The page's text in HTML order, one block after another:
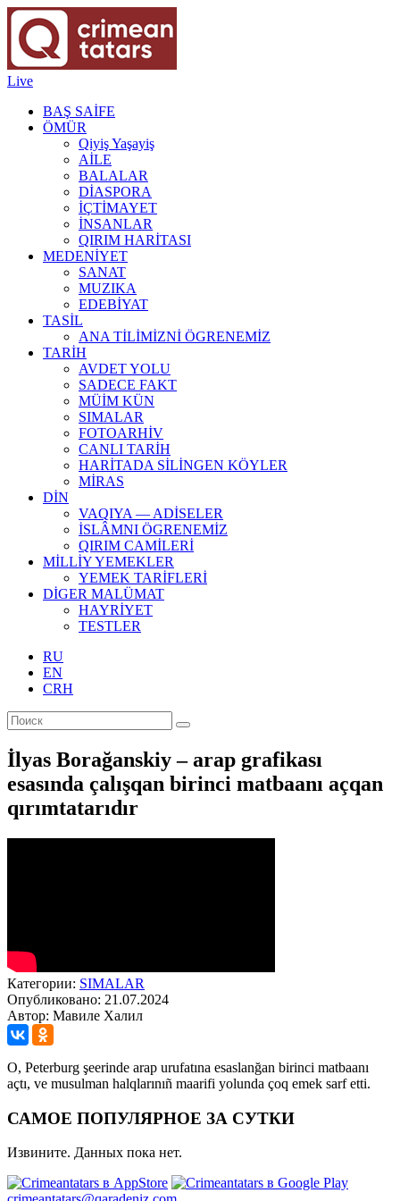
Live
BAŞ SAİFE
ÖMÜR
Qiyiş Yaşayiş
AİLE
BALALAR
DİASPORA
İÇTİMAYET
İNSANLAR
QIRIM HARİTASI
MEDENİYET
SANAT
MUZIKA
EDEBİYAT
TASİL
ANA TİLİMİZNİ ÖGRENEMİZ
TARİH
AVDET YOLU
SADECE FAKT
MÜİM KÜN
SIMАLAR
FOTOARHİV
CANLI TARİH
HARİTADA SİLİNGEN KÖYLER
MİRAS
DİN
VAQIYA — ADİSELER
İSLÂMNI ÖGRENEMİZ
QIRIM CAMİLERİ
MİLLİY YEMEKLER
YEMEK TARİFLERİ
DİGER MALÜMAT
HAYRİYET
TESTLER
RU
EN
CRH
İlyas Borağanskiy – arap grafikası
esasında çalışqan birinci matbaanı açqan
qırımtatarıdır
Категории: SIMАLAR
Опубликовано: 21.07.2024
Автор: Мавиле Халил
O, Peterburg şeerinde arap urufatına esaslanğan birinci matbaanı
açtı, ve musulman halqlarınıñ maarifi yolunda çoq emek sarf etti.
САМОЕ ПОПУЛЯРНОЕ ЗА СУТКИ
Извините. Данных пока нет.